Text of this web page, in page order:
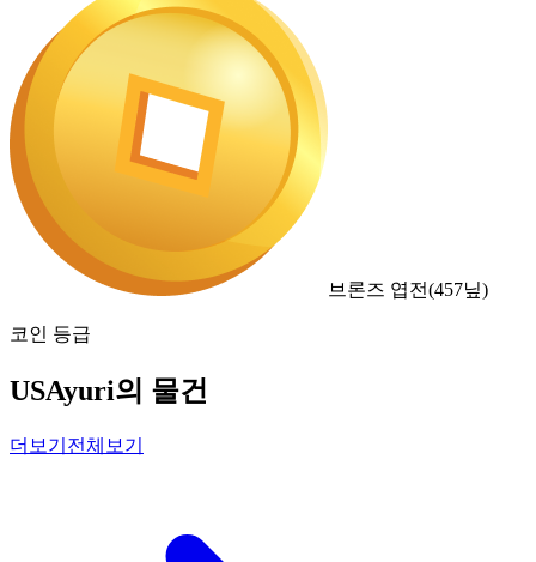
브론즈 엽전(457닢)
코인 등급
USAyuri의 물건
더보기 전체보기